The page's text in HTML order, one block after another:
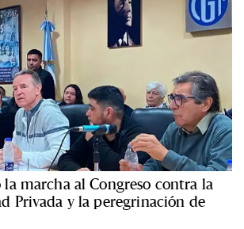
marcha al Congreso contra la
Privada y la peregrinación de